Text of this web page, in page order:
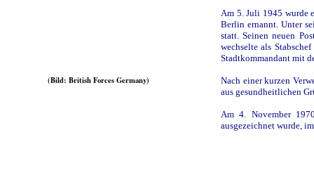
(Bild: British Forces Germany)
Am 5. Juli 1945 wurde
Berlin ernannt. Unter
statt. Seinen neuen
wechselte als
Stadtkommandant mit
Nach einer kurzen
aus gesundheitlichen
Am 4. November
ausgezeichnet wurde,